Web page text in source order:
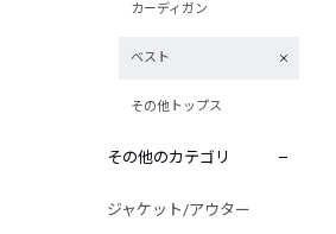
カーディガン
ベスト
その他トップス
その他のカテゴリ
ジャケット/アウター
別注限定 ピグメントダイ バックプリント サーフ